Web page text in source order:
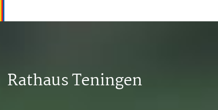
Rathaus Teningen